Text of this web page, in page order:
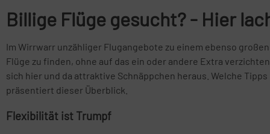
Billige Flüge gesucht? - Hier
Im Wirrwarr unzähliger Flugangebote zu einem ebenso
Flüge zu finden, ohne auf das ein oder andere Extra
sich hier und da attraktive Schnäppchen heraus. Welche
präsentiert dieser Überblick.
Flexibilität ist Trumpf